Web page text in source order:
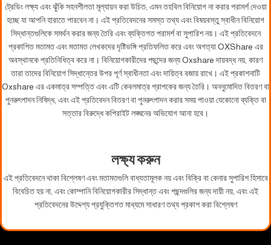
ট্রেডিং লক্ষ্য এবং ঝুঁকি সহনশীলতা মূল্যায়ন করা উচিত; এমন তহবিল বিনিয়োগ না করার পরামর্শ দেওয়া
হচ্ছে যা আপনি হারাতে পারবেন না। এই প্রতিবেদনের সমস্ত তথ্য এবং বিষয়বস্তু স্বাধীন বিনিয়োগ
সিদ্ধান্তগুলিকে সমর্থন করার জন্য তৈরি এবং ব্যক্তিগত পরামর্শ বা সুপারিশ নয়। এই প্রতিবেদনে
প্রকাশিত মতামত এবং মতামত লেখকদের দৃষ্টিভঙ্গি প্রতিফলিত করে এবং অগত্যা OXShare এর
অবস্থানকে প্রতিনিধিত্ব করে না। বিনিয়োগকারীদের পছন্দের জন্য Oxshare দায়বদ্ধ নয়, কারণ
তারা তাদের বিনিয়োগ সিদ্ধান্তের উপর পূর্ণ স্বাধীনতা এবং দায়িত্ব বজায় রাখে। এই প্রকাশনাটি
Oxshare এর একমাত্র সম্পত্তি এবং এটি কেবলমাত্র প্রাপকের জন্য তৈরি। অননুমোদিত বিতরণ বা
পুনরুৎপাদন নিষিদ্ধ, এবং এই প্রতিবেদন বিতরণ বা পুনরুৎপাদন করার সময় পাওয়া যেকোনো ব্যক্তি বা
সত্তার বিরুদ্ধে কপিরাইট লঙ্ঘনের অভিযোগ আনা হবে।
লক্ষ্য করুন
এই প্রতিবেদনে থাকা বিশ্লেষণ এবং মতামতগুলি বাধ্যতামূলক নয় এবং বিক্রি বা কেনার সুপারিশ হিসাবে
বিবেচিত হয় না, এবং কোম্পানি বিনিয়োগকারীর সিদ্ধান্ত এবং পছন্দগুলির জন্য দায়ী নয়, এবং এই
প্রতিবেদনের উদ্দেশ্য প্রযুক্তিগত মাধ্যমে সাধারণ তথ্য প্রকাশ করা বিশ্লেষণ